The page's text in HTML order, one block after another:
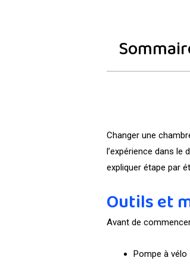
Changer une
l’expérience dans
expliquer étape par
Outils et
Avant de
Pompe à vélo